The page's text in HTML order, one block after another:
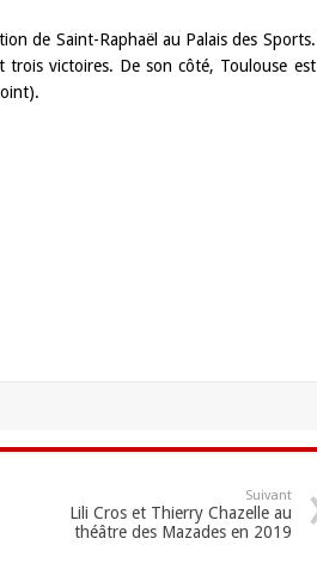
de Saint-Raphaël au Palais des Sports.
victoires. De son côté, Toulouse est
Suivant
Lili Cros et Thierry Chazelle au
théâtre des Mazades en 2019